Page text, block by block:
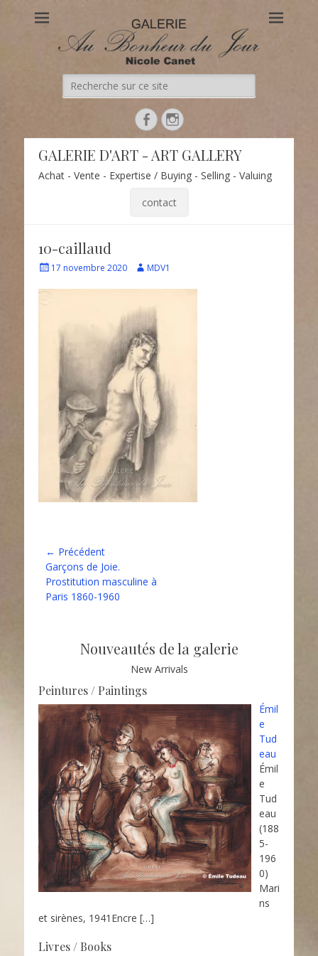
Au Bonheur du Jour
Le site officiel de la Galerie d'Art Au Bonheur du Jour – Nicole
Canet à Paris
Recherche
de:
FacebookInstagram
GALERIE D'ART - ART GALLERY
Achat - Vente - Expertise / Buying - Selling - Valuing
contact
10-caillaud
Écrit17 novembre 2020 Auteur
MDV1
Navigation
de
l’article
← Précédent
Article
précédent :
Garçons de Joie.
Prostitution masculine à
Paris 1860-1960
Nouveautés de la galerie
New Arrivals
Peintures / Paintings
Émil
e
Tud
eau
Émil
e
Tud
eau
(188
5-
196
0)
Mari
ns
et sirènes, 1941Encre […]
Livres / Books